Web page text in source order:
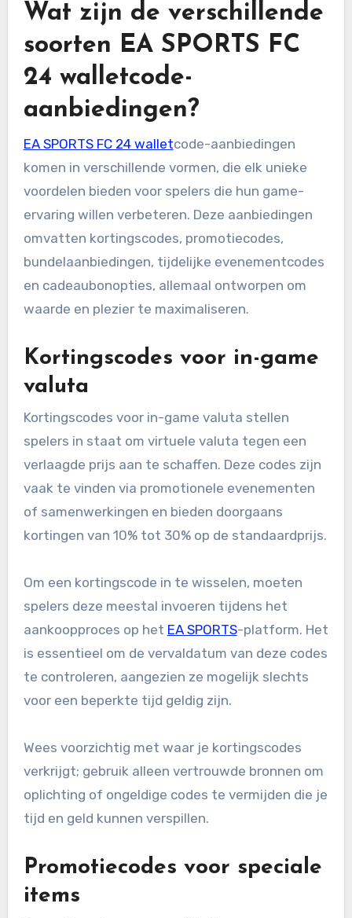
Wat zijn de verschillende
soorten EA SPORTS FC
24 walletcode-
aanbiedingen?
EA SPORTS FC 24 walletcode-aanbiedingen
komen in verschillende vormen, die elk unieke
voordelen bieden voor spelers die hun game-
ervaring willen verbeteren. Deze aanbiedingen
omvatten kortingscodes, promotiecodes,
bundelaanbiedingen, tijdelijke evenementcodes
en cadeaubonopties, allemaal ontworpen om
waarde en plezier te maximaliseren.
Kortingscodes voor in-game
valuta
Kortingscodes voor in-game valuta stellen
spelers in staat om virtuele valuta tegen een
verlaagde prijs aan te schaffen. Deze codes zijn
vaak te vinden via promotionele evenementen
of samenwerkingen en bieden doorgaans
kortingen van 10% tot 30% op de standaardprijs.
Om een kortingscode in te wisselen, moeten
spelers deze meestal invoeren tijdens het
aankoopproces op het EA SPORTS-platform. Het
is essentieel om de vervaldatum van deze codes
te controleren, aangezien ze mogelijk slechts
voor een beperkte tijd geldig zijn.
Wees voorzichtig met waar je kortingscodes
verkrijgt; gebruik alleen vertrouwde bronnen om
oplichting of ongeldige codes te vermijden die je
tijd en geld kunnen verspillen.
Promotiecodes voor speciale
items